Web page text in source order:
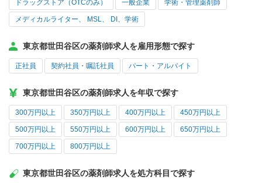
ドラッグストア（OTCのみ） 一般企業 学術・管理薬剤師
メディカルライター、 MSL、 DI、学術
東京都世田谷区の薬剤師求人を雇用形態で探す
正社員 契約社員・嘱託社員 パート・アルバイト
東京都世田谷区の薬剤師求人を年収で探す
300万円以上 350万円以上 400万円以上 450万円以上
500万円以上 550万円以上 600万円以上 650万円以上
700万円以上 800万円以上
東京都世田谷区の薬剤師求人を処方科目で探す